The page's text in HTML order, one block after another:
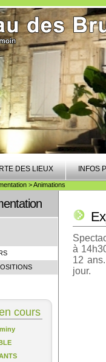
DES LIEUX INFOS
> Animations
cours
à
12
jour.